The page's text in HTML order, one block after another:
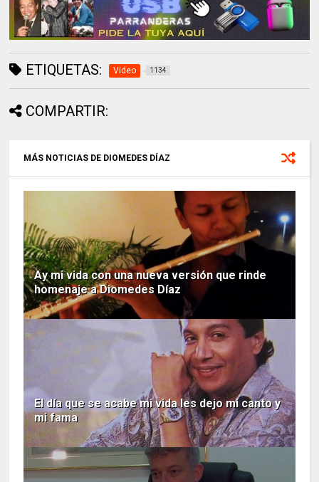
ETIQUETAS: Video 1134
COMPARTIR:
MÁS NOTICIAS DE DIOMEDES DÍAZ
Ay mi vida con una nueva versión que rinde
homenaje a Diomedes Díaz
El día que se acabe mi vida les dejo mi canto y
mi fama